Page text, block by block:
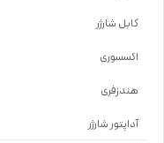
کابل شارژر
اکسسوری
هندزفری
آداپتور شارژر